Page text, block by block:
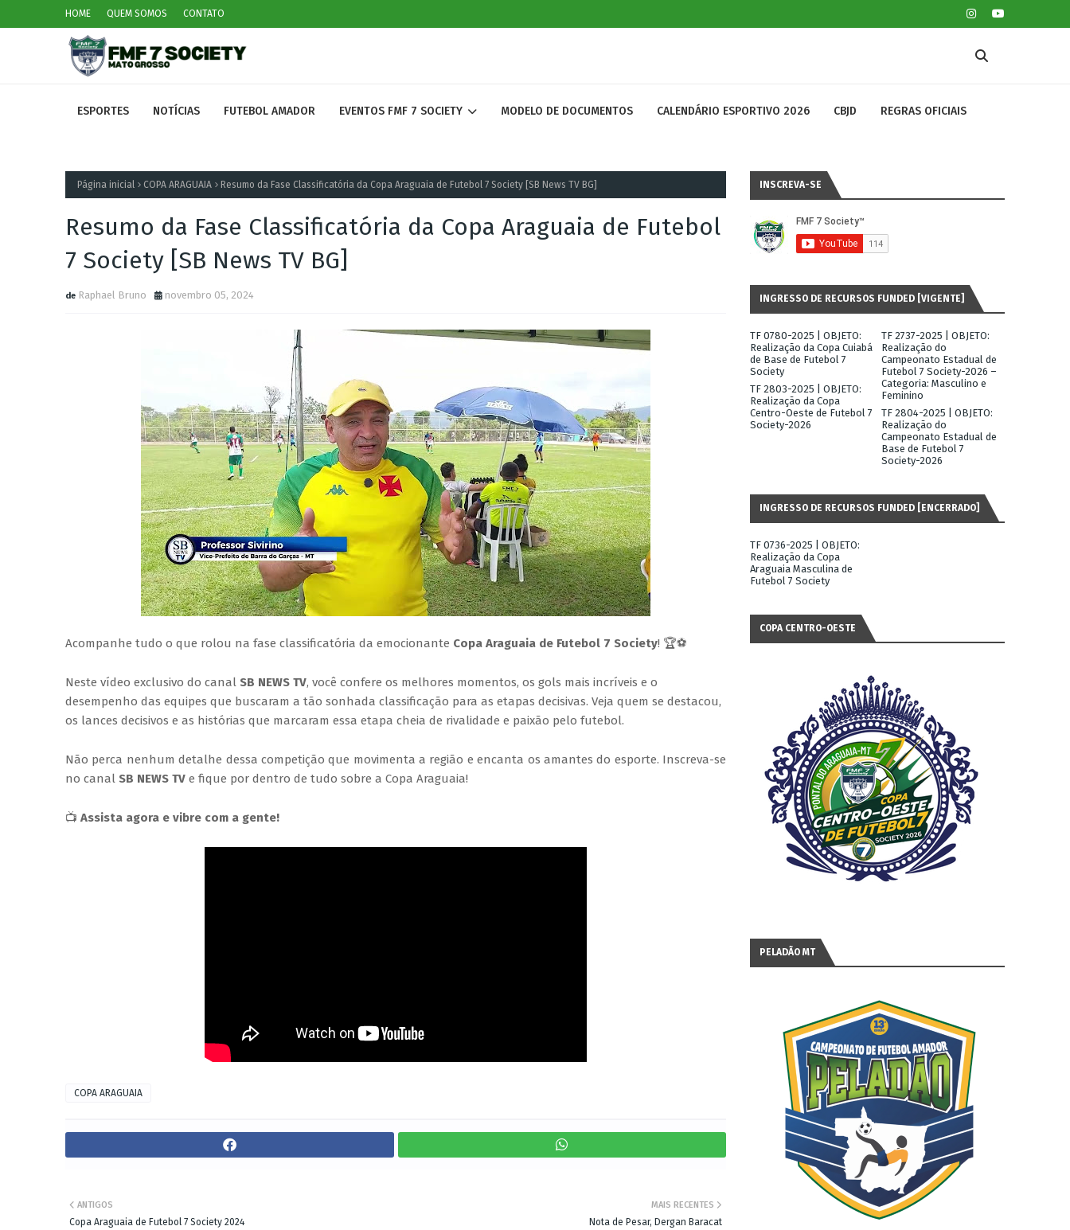
HOME QUEM SOMOS CONTATO
ESPORTES NOTÍCIAS FUTEBOL AMADOR EVENTOS FMF 7 SOCIETY MODELO DE DOCUMENTOS CALENDÁRIO ESPORTIVO 2026 CBJD REGRAS OFICIAIS
Página inicial COPA ARAGUAIA Resumo da Fase Classificatória da Copa Araguaia de Futebol 7 Society [SB News TV BG]
Resumo da Fase Classificatória da Copa Araguaia de Futebol
7 Society [SB News TV BG]
Raphael Bruno novembro 05, 2024
Acompanhe tudo o que rolou na fase classificatória da emocionante Copa Araguaia de Futebol 7 Society! 🏆⚽
Neste vídeo exclusivo do canal SB NEWS TV, você confere os melhores momentos, os gols mais incríveis e o
desempenho das equipes que buscaram a tão sonhada classificação para as etapas decisivas. Veja quem se destacou,
os lances decisivos e as histórias que marcaram essa etapa cheia de rivalidade e paixão pelo futebol.
Não perca nenhum detalhe dessa competição que movimenta a região e encanta os amantes do esporte. Inscreva-se
no canal SB NEWS TV e fique por dentro de tudo sobre a Copa Araguaia!
📺 Assista agora e vibre com a gente!
COPA ARAGUAIA
MAIS RECENTES
Nota de Pesar, Dergan Baracat
ANTIGOS
Copa Araguaia de Futebol 7 Society 2024
INSCREVA-SE
INGRESSO DE RECURSOS FUNDED [VIGENTE]
TF 0780-2025 | OBJETO:
Realização da Copa Cuiabá
de Base de Futebol 7
Society
TF 2737-2025 | OBJETO:
Realização do
Campeonato Estadual de
Futebol 7 Society-2026 –
Categoria: Masculino e
Feminino
TF 2803-2025 | OBJETO:
Realização da Copa
Centro-Oeste de Futebol 7
Society-2026
TF 2804-2025 | OBJETO:
Realização do
Campeonato Estadual de
Base de Futebol 7
Society-2026
INGRESSO DE RECURSOS FUNDED [ENCERRADO]
TF 0736-2025 | OBJETO:
Realização da Copa
Araguaia Masculina de
Futebol 7 Society
COPA CENTRO-OESTE
PELADÃO MT